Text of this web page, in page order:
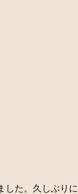
た。久しぶり